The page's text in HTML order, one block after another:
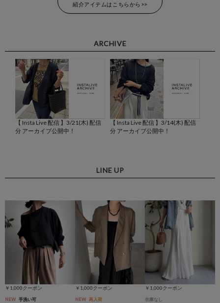
紹介アイテムはこちらから>>
ARCHIVE
【 Insta Live 配信 】3/21(木) 配信
分 アーカイブ公開中！
【 Insta Live 配信 】3/14(木) 配信
分 アーカイブ公開中！
LINE UP
￥1,000クーポン
NEW 手洗い可
￥1,000クーポン
NEW 再入荷
￥1,000クーポン
在庫なし